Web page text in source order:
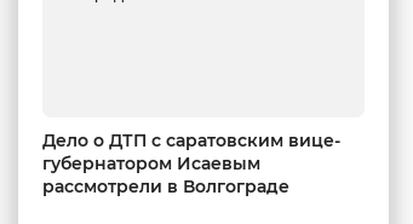
Дело о ДТП с саратовским вице-
губернатором Исаевым
рассмотрели в Волгограде